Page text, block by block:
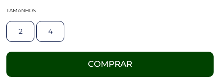
TAMANHOS
2 4
COMPRAR